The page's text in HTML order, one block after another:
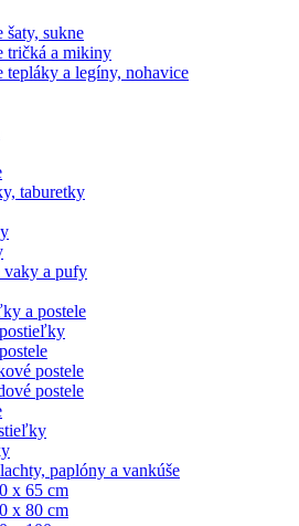
šaty, sukne
tričká a mikiny
tepláky a legíny, nohavice
taburetky
vaky a pufy
a postele
postele
postele
paplóny a vankúše
x 65 cm
x 80 cm